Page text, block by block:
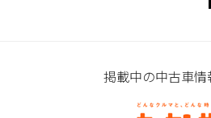
掲載中の中古車情